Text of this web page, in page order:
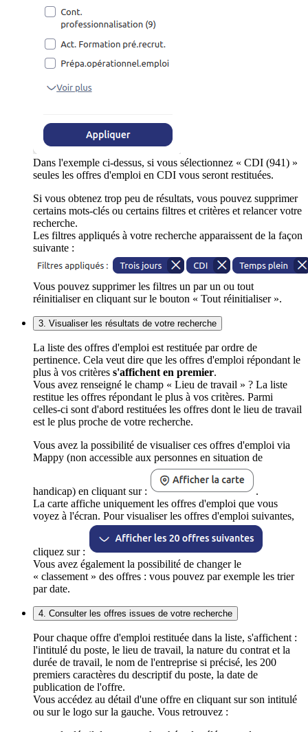
Dans l'exemple ci-dessus, si vous sélectionnez « CDI (941) »
seules les offres d'emploi en CDI vous seront restituées.
Si vous obtenez trop peu de résultats, vous pouvez supprimer
certains mots-clés ou certains filtres et critères et relancer votre
recherche.
Les filtres appliqués à votre recherche apparaissent de la façon
suivante :
Vous pouvez supprimer les filtres un par un ou tout
réinitialiser en cliquant sur le bouton « Tout réinitialiser ».
3. Visualiser les résultats de votre recherche
La liste des offres d'emploi est restituée par ordre de
pertinence. Cela veut dire que les offres d'emploi répondant le
plus à vos critères s'affichent en premier.
Vous avez renseigné le champ « Lieu de travail » ? La liste
restitue les offres répondant le plus à vos critères. Parmi
celles-ci sont d'abord restituées les offres dont le lieu de travail
est le plus proche de votre recherche.
Vous avez la possibilité de visualiser ces offres d'emploi via
Mappy (non accessible aux personnes en situation de
handicap) en cliquant sur :
.
La carte affiche uniquement les offres d'emploi que vous
voyez à l'écran. Pour visualiser les offres d'emploi suivantes,
cliquez sur :
Vous avez également la possibilité de changer le
« classement » des offres : vous pouvez par exemple les trier
par date.
4. Consulter les offres issues de votre recherche
Pour chaque offre d'emploi restituée dans la liste, s'affichent :
l'intitulé du poste, le lieu de travail, la nature du contrat et la
durée de travail, le nom de l'entreprise si précisé, les 200
premiers caractères du descriptif du poste, la date de
publication de l'offre.
Vous accédez au détail d'une offre en cliquant sur son intitulé
ou sur le logo sur la gauche. Vous retrouvez :